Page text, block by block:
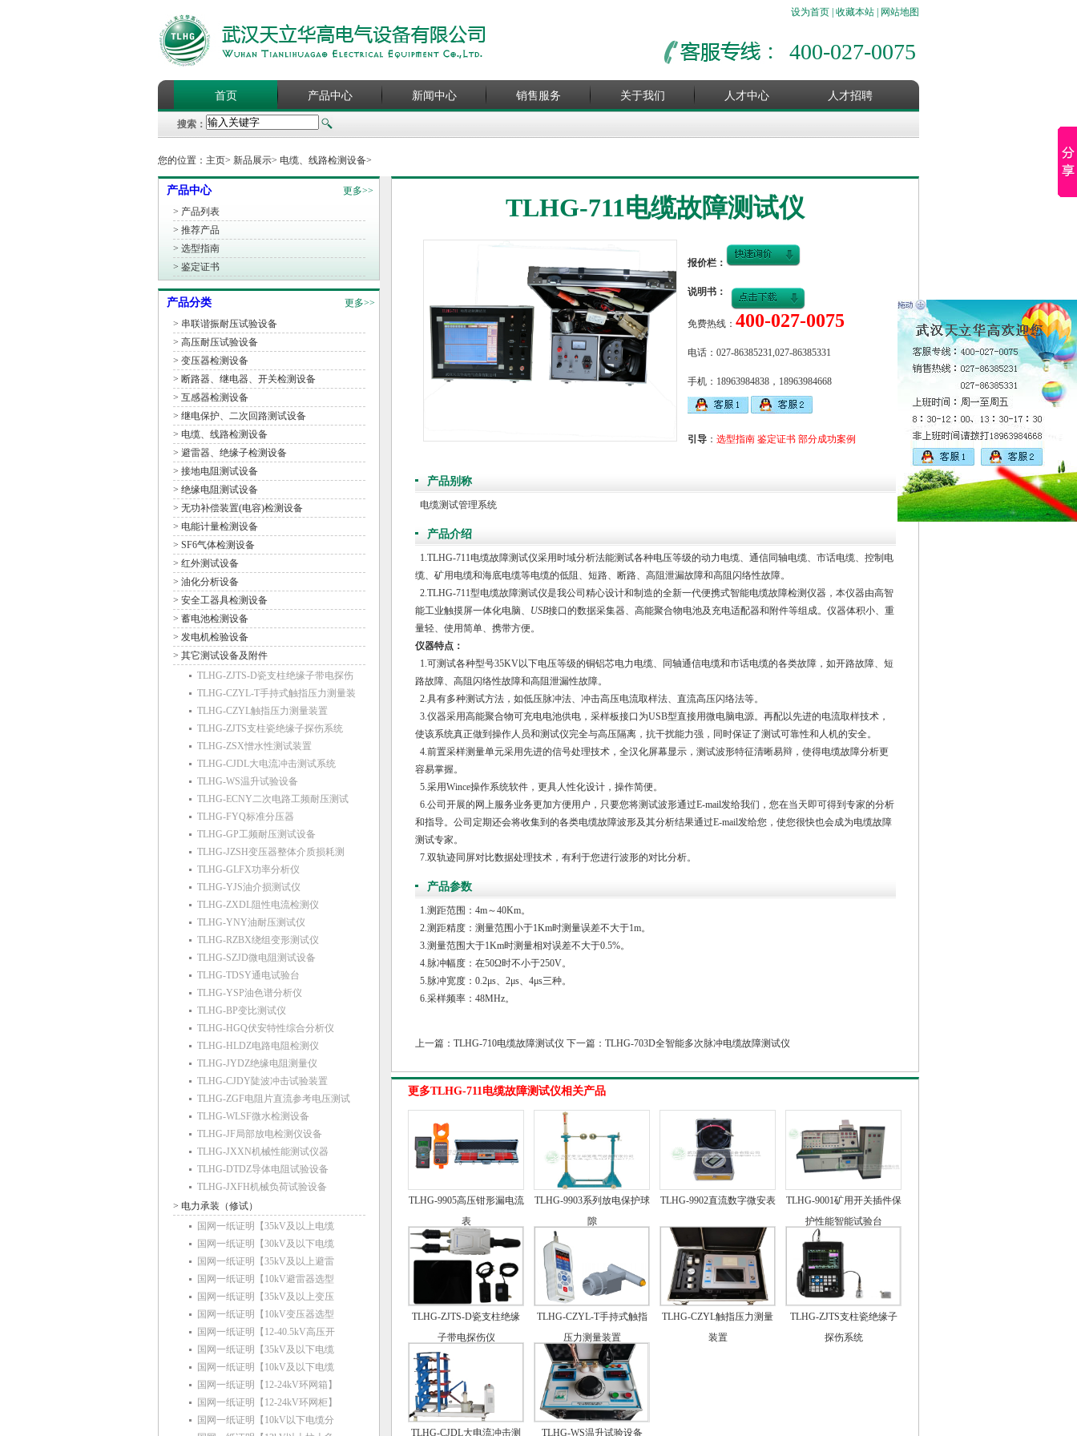
设为首页 收藏本站 网站地图
400-027-0075
首页 产品中心 新闻中心 销售服务 关于我们 人才中心 人才招聘
人才策略 联系我们
搜索：
您的位置： 主页> 新品展示> 电缆、线路检测设备>
更多>>
产品中心
> 产品列表
> 推荐产品
> 选型指南
> 鉴定证书
更多>>
产品分类
> 串联谐振耐压试验设备
> 高压耐压试验设备
> 变压器检测设备
> 断路器、继电器、开关检测设备
> 互感器检测设备
> 继电保护、二次回路测试设备
> 电缆、线路检测设备
> 避雷器、绝缘子检测设备
> 接地电阻测试设备
> 绝缘电阻测试设备
> 无功补偿装置(电容)检测设备
> 电能计量检测设备
> SF6气体检测设备
> 红外测试设备
> 油化分析设备
> 安全工器具检测设备
> 蓄电池检测设备
> 发电机检验设备
> 其它测试设备及附件
TLHG-ZJTS-D瓷支柱绝缘子带电探伤
TLHG-CZYL-T手持式触指压力测量装
TLHG-CZYL触指压力测量装置
TLHG-ZJTS支柱瓷绝缘子探伤系统
TLHG-ZSX憎水性测试装置
TLHG-CJDL大电流冲击测试系统
TLHG-WS温升试验设备
TLHG-ECNY二次电路工频耐压测试
TLHG-FYQ标准分压器
TLHG-GP工频耐压测试设备
TLHG-JZSH变压器整体介质损耗测
TLHG-GLFX功率分析仪
TLHG-YJS油介损测试仪
TLHG-ZXDL阻性电流检测仪
TLHG-YNY油耐压测试仪
TLHG-RZBX绕组变形测试仪
TLHG-SZJD微电阻测试设备
TLHG-TDSY通电试验台
TLHG-YSP油色谱分析仪
TLHG-BP变比测试仪
TLHG-HGQ伏安特性综合分析仪
TLHG-HLDZ电路电阻检测仪
TLHG-JYDZ绝缘电阻测量仪
TLHG-CJDY陡波冲击试验装置
TLHG-ZGF电阻片直流参考电压测试
TLHG-WLSF微水检测设备
TLHG-JF局部放电检测仪设备
TLHG-JXXN机械性能测试仪器
TLHG-DTDZ导体电阻试验设备
TLHG-JXFH机械负荷试验设备
> 电力承装（修试）
国网一纸证明【35kV及以上电缆
国网一纸证明【30kV及以下电缆
国网一纸证明【35kV及以上避雷
国网一纸证明【10kV避雷器选型
国网一纸证明【35kV及以上变压
国网一纸证明【10kV变压器选型
国网一纸证明【12-40.5kV高压开
国网一纸证明【35kV及以下电缆
国网一纸证明【10kV及以下电缆
国网一纸证明【12-24kV环网箱】
国网一纸证明【12-24kV环网柜】
国网一纸证明【10kV以下电缆分
TLHG-711电缆故障测试仪
报价栏：
说明书：
免费热线： 400-027-0075
电话：027-86385231,027-86385331
手机：18963984838，18963984668
引导： 选型指南 鉴定证书 部分成功案例
产品别称
电缆测试管理系统
产品介绍
1.TLHG-711电缆故障测试仪采用时域分析法能测试各种电压等级的动力电缆、通信同轴电缆、市话电缆、控制电
缆、矿用电缆和海底电缆等电缆的低阻、短路、断路、高阻泄漏故障和高阻闪络性故障。
2.TLHG-711型电缆故障测试仪是我公司精心设计和制造的全新一代便携式智能电缆故障检测仪器，本仪器由高智
能工业触摸屏一体化电脑、
USB接口的数据采集器、高能聚合物电池及充电适配器和附件等组成。仪器体积小、重
量轻、使用简单、携带方便。
仪器特点：
1.可测试各种型号35KV以下电压等级的铜铝芯电力电缆、同轴通信电缆和市话电缆的各类故障，如开路故障、短
路故障、高阻闪络性故障和高阻泄漏性故障。
2.具有多种测试方法，如低压脉冲法、冲击高压电流取样法、直流高压闪络法等。
3.仪器采用高能聚合物可充电电池供电，采样板接口为USB型直接用微电脑电源。再配以先进的电流取样技术，
使该系统真正做到操作人员和测试仪完全与高压隔离，抗干扰能力强，同时保证了测试可靠性和人机的安全。
4.前置采样测量单元采用先进的信号处理技术，全汉化屏幕显示，测试波形特征清晰易辩，使得电缆故障分析更
容易掌握。
5.采用Wince操作系统软件，更具人性化设计，操作简便。
6.公司开展的网上服务业务更加方便用户，只要您将测试波形通过E-mail发给我们，您在当天即可得到专家的分析
和指导。公司定期还会将收集到的各类电缆故障波形及其分析结果通过E-mail发给您，使您很快也会成为电缆故障
测试专家。
7.双轨迹同屏对比数据处理技术，有利于您进行波形的对比分析。
产品参数
1.测距范围：4m～40Km。
2.测距精度：测量范围小于1Km时测量误差不大于1m。
3.测量范围大于1Km时测量相对误差不大于0.5%。
4.脉冲幅度：在50Ω时不小于250V。
5.脉冲宽度：0.2μs、2μs、4μs三种。
6.采样频率：48MHz。
上一篇： TLHG-710电缆故障测试仪 下一篇： TLHG-703D全智能多次脉冲电缆故障测试仪
更多TLHG-711电缆故障测试仪相关产品
TLHG-9905高压钳形漏电流
表
TLHG-9903系列放电保护球
隙
TLHG-9902直流数字微安表
TLHG-9001矿用开关插件保
护性能智能试验台
TLHG-ZJTS-D瓷支柱绝缘
子带电探伤仪
TLHG-CZYL-T手持式触指
压力测量装置
TLHG-CZYL触指压力测量
装置
TLHG-ZJTS支柱瓷绝缘子
探伤系统
TLHG-CJDL大电流冲击测 TLHG-WS温升试验设备